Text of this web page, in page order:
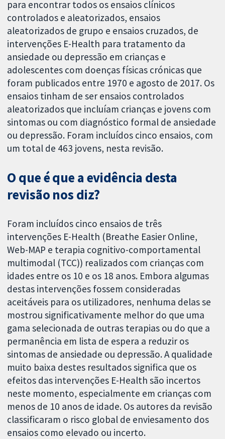
para encontrar todos os ensaios clínicos
controlados e aleatorizados, ensaios
aleatorizados de grupo e ensaios cruzados, de
intervenções E-Health para tratamento da
ansiedade ou depressão em crianças e
adolescentes com doenças físicas crónicas que
foram publicados entre 1970 e agosto de 2017. Os
ensaios tinham de ser ensaios controlados
aleatorizados que incluíam crianças e jovens com
sintomas ou com diagnóstico formal de ansiedade
ou depressão. Foram incluídos cinco ensaios, com
um total de 463 jovens, nesta revisão.
O que é que a evidência desta
revisão nos diz?
Foram incluídos cinco ensaios de três
intervenções E-Health (Breathe Easier Online,
Web-MAP e terapia cognitivo-comportamental
multimodal (TCC)) realizados com crianças com
idades entre os 10 e os 18 anos. Embora algumas
destas intervenções fossem consideradas
aceitáveis para os utilizadores, nenhuma delas se
mostrou significativamente melhor do que uma
gama selecionada de outras terapias ou do que a
permanência em lista de espera a reduzir os
sintomas de ansiedade ou depressão. A qualidade
muito baixa destes resultados significa que os
efeitos das intervenções E-Health são incertos
neste momento, especialmente em crianças com
menos de 10 anos de idade. Os autores da revisão
classificaram o risco global de enviesamento dos
ensaios como elevado ou incerto.